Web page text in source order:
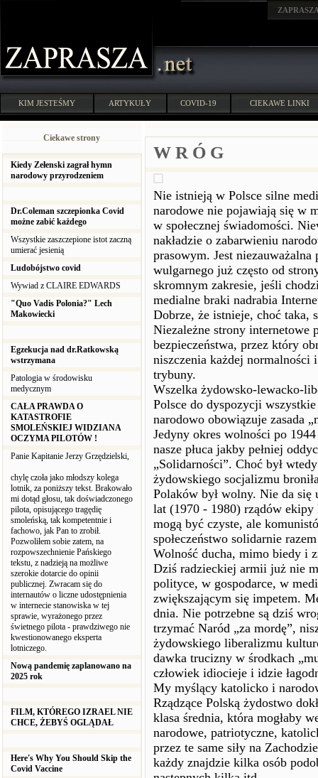
KIM JESTEŚMY ARTYKUŁY COVID-19 CIEKAWE LINKI
Ciekawe strony
Kiedy Zełenski zagrał hymn
narodowy przyrodzeniem
Dr.Coleman szczepionka Covid
możne zabić każdego
Wszystkie zaszczepione istot zaczną
umierać jesienią
Ludobójstwo covid
Wywiad z CLAIRE EDWARDS
"Quo Vadis Polonia?" Lech
Makowiecki
Egzekucja nad dr.Ratkowską
wstrzymana
Patologia w środowisku
medycznym
CAŁA PRAWDA O
KATASTROFIE
SMOLEŃSKIEJ WIDZIANA
OCZYMA PILOTÓW !
Panie Kapitanie Jerzy Grzędzielski,
chylę czoła jako młodszy kolega
lotnik, za poniższy tekst. Brakowało
mi dotąd głosu, tak doświadczonego
pilota, opisującego tragędię
smoleńską, tak kompetentnie i
fachowo, jak Pan to zrobił.
Pozwoliłem sobie zatem, na
rozpowszechnienie Pańskiego
tekstu, z nadzieją na możliwe
szerokie dotarcie do opinii
publicznej. Zwracam się do
internautów o liczne udostępnienia
w internecie stanowiska w tej
sprawie, wyrażonego przez
świetnego pilota - prawdziwego nie
kwestionowanego eksperta
lotniczego.
Nową pandemię zaplanowano na
2025 rok
FILM, KTÓREGO IZRAEL NIE
CHCE, ŻEBYŚ OGLĄDAŁ
Here's Why You Should Skip the
Covid Vaccine
W R Ó G
Nie istnieją w Polsce silne
narodowe nie pojawiają się w
w społecznej świadomości.
nakładzie o zabarwieniu
prasowym. Jest niezauważalna
wulgarnego już często od
skromnym zakresie, jeśli
medialne braki nadrabia
Dobrze, że istnieje, choć taka,
Niezależne strony internetowe
bezpieczeństwa, przez który
niszczenia każdej normalności
trybuny.
Wszelka żydowsko-lewacko-
Polsce do dyspozycji
narodowo obowiązuje zasada
Jedyny okres wolności po
nasze płuca jakby pełniej
„Solidarności”. Choć był
żydowskiego socjalizmu
Polaków był wolny. Nie da się
lat (1970 - 1980) rządów
mogą być czyste, ale
społeczeństwo solidarnie
Wolność ducha, mimo biedy i
Dziś radzieckiej armii już nie
polityce, w gospodarce, w
zwiększającym się impetem.
dnia. Nie potrzebne są dziś
trzymać Naród „za mordę”,
żydowskiego liberalizmu
dawka trucizny w środkach
człowiek idiocieje i idzie
My myślący katolicko i
Rządzące Polską żydostwo
klasa średnia, która mogłaby
narodowe, patriotyczne,
przez te same siły na
każdy znajdzie kilka osób